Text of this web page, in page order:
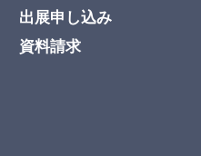
出展申し込み
資料請求